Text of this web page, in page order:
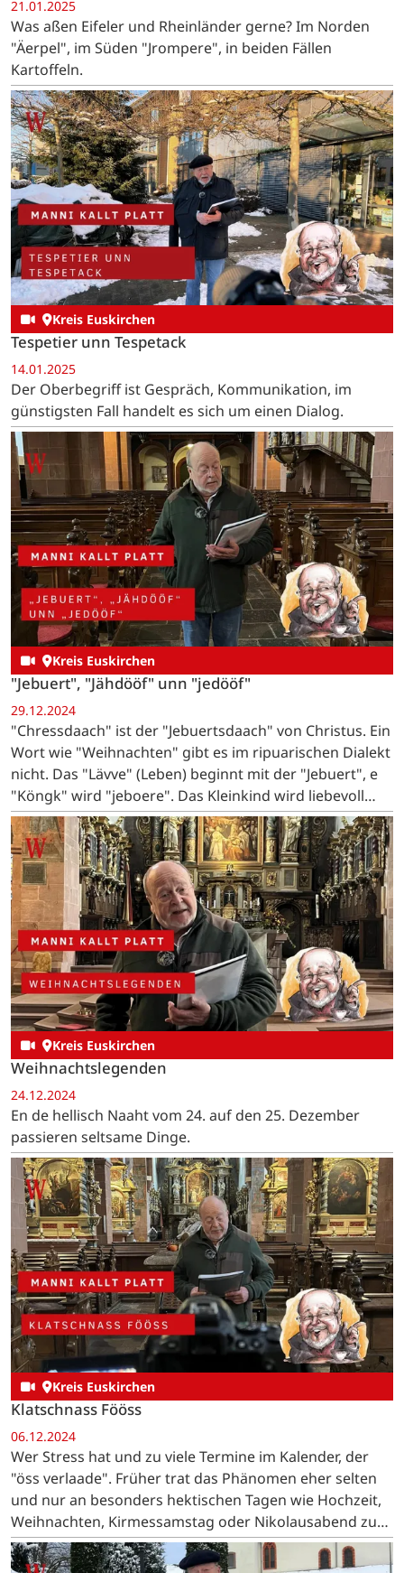
21.01.2025
Was aßen Eifeler und Rheinländer gerne? Im Norden
"Äerpel", im Süden "Jrompere", in beiden Fällen
Kartoffeln.
Kreis Euskirchen
Tespetier unn Tespetack
14.01.2025
Der Oberbegriff ist Gespräch, Kommunikation, im
günstigsten Fall handelt es sich um einen Dialog.
Kreis Euskirchen
"Jebuert", "Jähdööf" unn "jedööf"
29.12.2024
"Chressdaach" ist der "Jebuertsdaach" von Christus. Ein
Wort wie "Weihnachten" gibt es im ripuarischen Dialekt
nicht. Das "Lävve" (Leben) beginnt mit der "Jebuert", e
"Köngk" wird "jeboere". Das Kleinkind wird liebevoll
"Ditz" oder "Ditzje" genannt. …
Kreis Euskirchen
Weihnachtslegenden
24.12.2024
En de hellisch Naaht vom 24. auf den 25. Dezember
passieren seltsame Dinge.
Kreis Euskirchen
Klatschnass Fööss
06.12.2024
Wer Stress hat und zu viele Termine im Kalender, der
"öss verlaade". Früher trat das Phänomen eher selten
und nur an besonders hektischen Tagen wie Hochzeit,
Weihnachten, Kirmessamstag oder Nikolausabend zu
Tage.